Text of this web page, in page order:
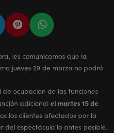
les comunicamos que la
jueves 29 de marzo no podrá
de ocupación de las funciones
adicional el martes 15 de
los clientes afectados por la
espectáculo lo antes posible.